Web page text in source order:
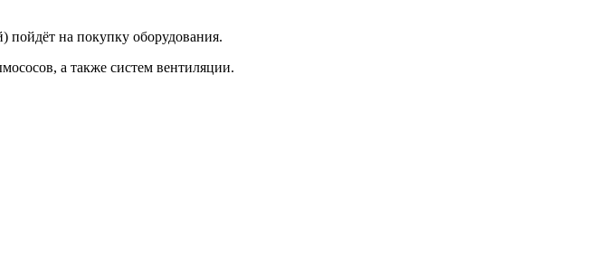
пойдёт на покупку оборудования.
а также систем вентиляции.